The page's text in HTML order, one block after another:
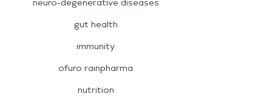
neuro-degenerative diseases
gut health
immunity
ofuro rainpharma
nutrition